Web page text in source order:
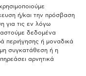
ή/και την πρόσβαση
για τις εν λόγω
δεδομένα
περιήγησης ή μοναδικά
συγκατάθεση ή η
αρνητικά